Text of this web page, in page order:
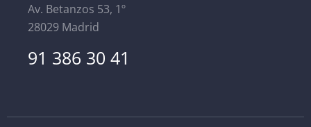
Av. Betanzos 53, 1º
28029 Madrid
91 386 30 41